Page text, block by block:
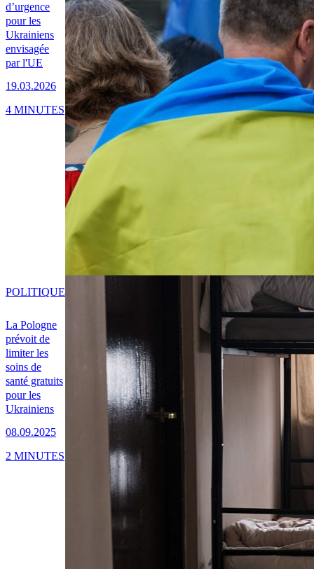
d’urgence
pour les
Ukrainiens
envisagée
par l'UE
19.03.2026
4 MINUTES
La Pologne
prévoit de
limiter les
soins de
santé gratuits
pour les
Ukrainiens
08.09.2025
POLITIQUE
2 MINUTES